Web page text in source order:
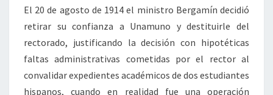
El 20 de agosto de 1914 el ministro Bergamín decidió
retirar su confianza a Unamuno y destituirle del
rectorado, justificando la decisión con hipotéticas
faltas administrativas cometidas por el rector al
convalidar expedientes académicos de dos estudiantes
hispanos, cuando en realidad fue una operación